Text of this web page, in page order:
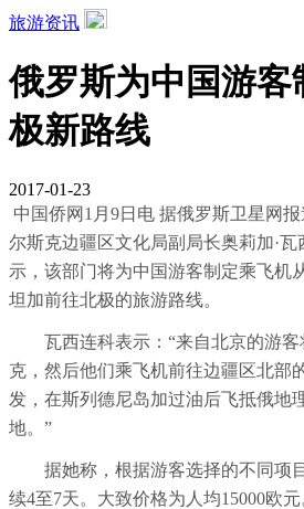
旅游资讯
俄罗斯为中国游客
极新路线
2017-01-23
中国侨网1月9日电 据俄罗斯卫星网
尔斯克边疆区文化局副局长奥莉加·
示，该部门将为中国游客制定乘飞机
坦加前往北极的旅游路线。
瓦西连科表示：“来自北京的游客
克，然后他们乘飞机前往边疆区北部
发，在斯列德尼岛加过油后飞抵俄地
地。”
据她称，根据游客选择的不同项
续4至7天。大致价格为人均15000欧元